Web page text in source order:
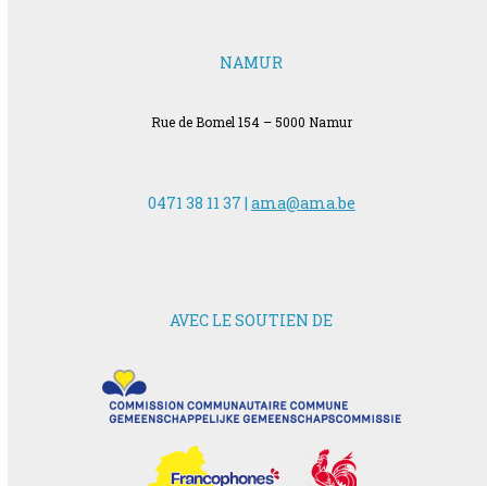
NAMUR
Rue de Bomel 154 – 5000 Namur
0471 38 11 37 | ama@ama.be
AVEC LE SOUTIEN DE